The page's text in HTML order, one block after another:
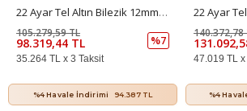
22 Ayar Tel Altın Bilezik 12mm 15 Gr
98.319,44 TL
105.279,59 TL
%7
35.264 TL x 3 Taksit
%4 Havale İndirimi 94.387 TL
140.372,78
47.019 TL x
%4